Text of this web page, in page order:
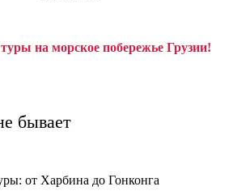
на морское побережье Грузии!
бывает
от Харбина до Гонконга